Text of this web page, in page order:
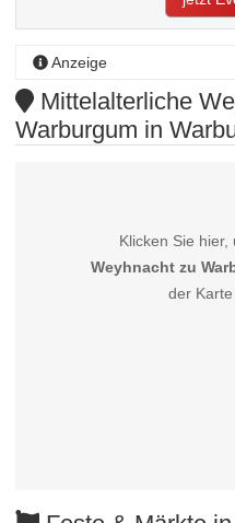
Anzeige
Mittelalterliche
Warburgum in
Klicken Sie hier,
Weyhnacht zu
der Karte